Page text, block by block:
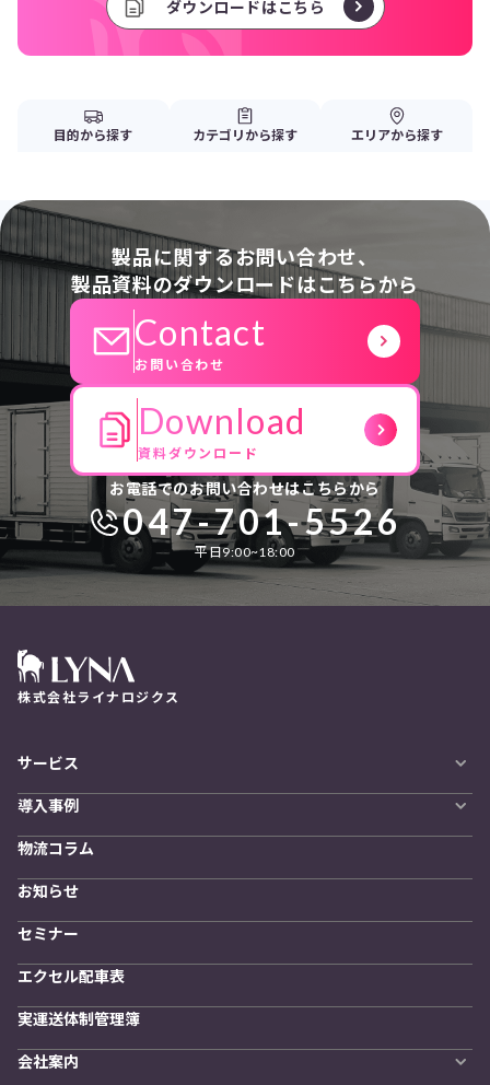
ダウンロードはこちら
目的から探す カテゴリから探す エリアから探す
製品に関するお問い合わせ、
製品資料のダウンロードはこちらから
Contact
お問い合わせ
Download
資料ダウンロード
お電話でのお問い合わせはこちらから
047-701-5526
平日9:00~18:00
株式会社ライナロジクス
サービス
LYNA DXプラットフォーム
発着管理オプション
訪問計画
物流拠点最適化
開発者向けサービス
導入事例
導入をご検討の方へ
物流コラム
お知らせ
セミナー
エクセル配車表
実運送体制管理簿
会社案内